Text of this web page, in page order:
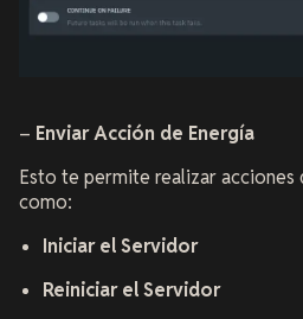
– Enviar Acción de Energía
Esto te permite realizar acciones
como:
Iniciar el Servidor
Reiniciar el Servidor